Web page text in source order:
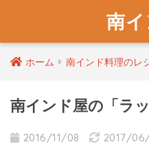
南
ホーム 南インド料理のレ
南インド屋の「ラ
2016/11/08 2017/